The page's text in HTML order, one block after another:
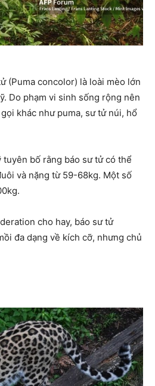
(Puma concolor) là loài mèo lớn
Do phạm vi sinh sống rộng nên
khác như puma, sư tử núi, hổ
tuyên bố rằng báo sư tử có thể
và nặng từ 59-68kg. Một số
cho hay, báo sư tử
đa dạng về kích cỡ, nhưng chủ